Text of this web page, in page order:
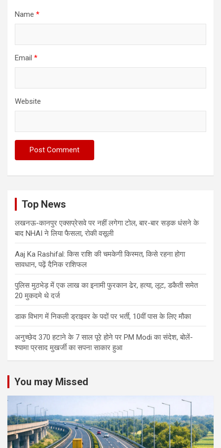
Name *
Email *
Website
Top News
लखनऊ-कानपुर एक्सप्रेसवे पर नहीं लगेगा टोल, बार-बार सड़क धंसने के
बाद NHAI ने लिया फैसला, रोकी वसूली
Aaj Ka Rashifal: किस राशि की चमकेगी किस्मत, किसे रहना होगा
सावधान, पढ़ें दैनिक राशिफल
पुलिस मुठभेड़ में एक लाख का इनामी फुरकान ढेर, हत्या, लूट, डकैती समेत
20 मुकदमे थे दर्ज
डाक विभाग में निकली ड्राइवर के पदों पर भर्ती, 10वीं पास के लिए मौका
अनुच्छेद 370 हटाने के 7 साल पूरे होने पर PM Modi का संदेश, बोलें-
श्यामा प्रसाद मुखर्जी का सपना साकार हुआ
You may Missed